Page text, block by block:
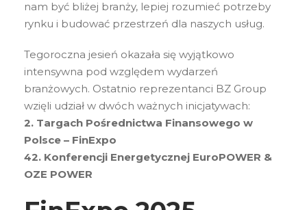
nam być bliżej branży, lepiej rozumieć potrzeby
rynku i budować przestrzeń dla naszych usług.
Tegoroczna jesień okazała się wyjątkowo
intensywna pod względem wydarzeń
branżowych. Ostatnio reprezentanci BZ Group
wzięli udział w dwóch ważnych inicjatywach:
2. Targach Pośrednictwa Finansowego w
Polsce – FinExpo
42. Konferencji Energetycznej EuroPOWER &
OZE POWER